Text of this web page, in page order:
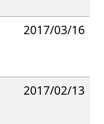
2017/03/16
2017/02/13